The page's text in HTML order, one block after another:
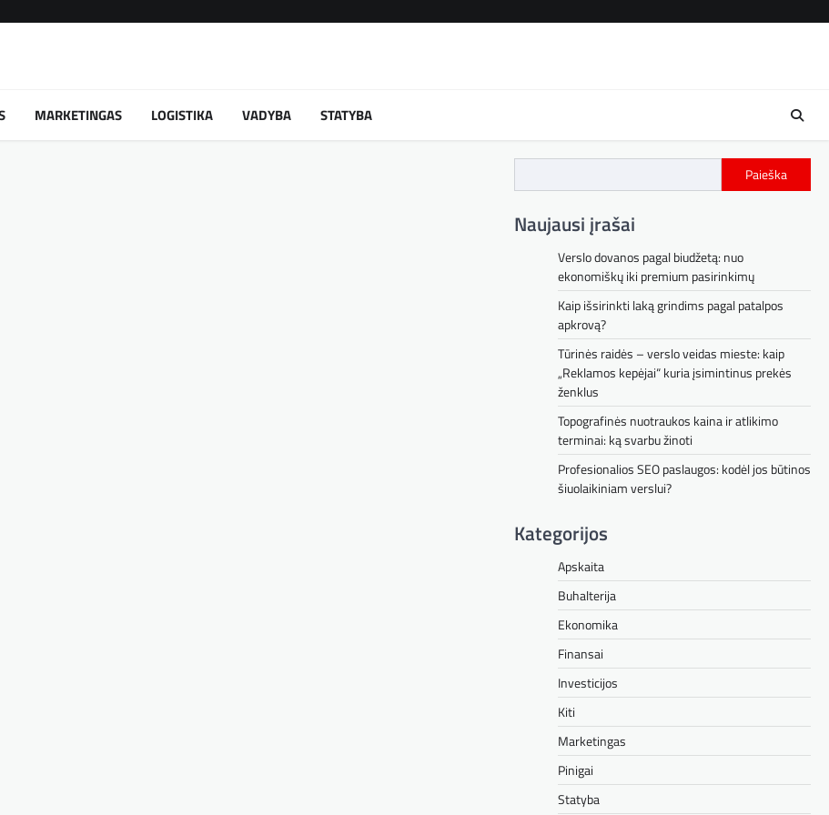
MARKETINGAS LOGISTIKA VADYBA STATYBA
Paieška
Naujausi įrašai
Verslo dovanos pagal biudžetą: nuo
ekonomiškų iki premium pasirinkimų
Kaip išsirinkti laką grindims pagal patalpos
apkrovą?
Tūrinės raidės – verslo veidas mieste: kaip
„Reklamos kepėjai“ kuria įsimintinus prekės
ženklus
Topografinės nuotraukos kaina ir atlikimo
terminai: ką svarbu žinoti
Profesionalios SEO paslaugos: kodėl jos būtinos
šiuolaikiniam verslui?
Kategorijos
Apskaita
Buhalterija
Ekonomika
Finansai
Investicijos
Kiti
Marketingas
Pinigai
Statyba